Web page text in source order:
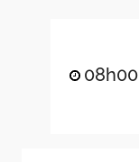
08h00